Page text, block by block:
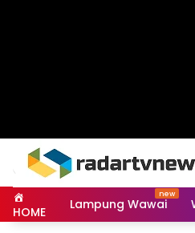
HOME Lampung Wawai